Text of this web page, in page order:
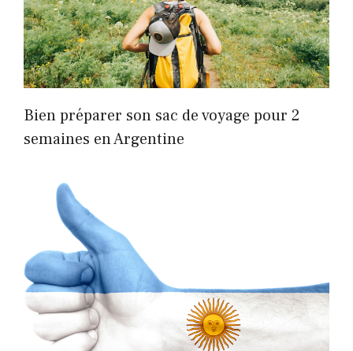
Bien préparer son sac de voyage pour 2
semaines en Argentine